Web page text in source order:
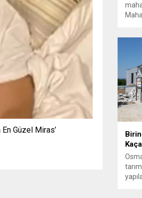
En Güzel Miras’